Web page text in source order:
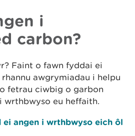
i
carbon?
Faint o fawn fyddai ei
rhannu awgrymiadau i helpu
fetrau ciwbig o garbon
wrthbwyso eu heffaith.
angen i wrthbwyso eich ôl